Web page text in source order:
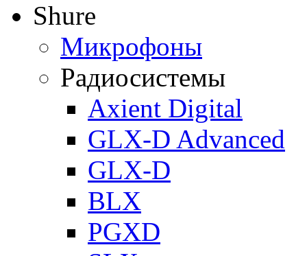
Shure
Микрофоны
Радиосистемы
Axient Digital
GLX-D Advanced
GLX-D
BLX
PGXD